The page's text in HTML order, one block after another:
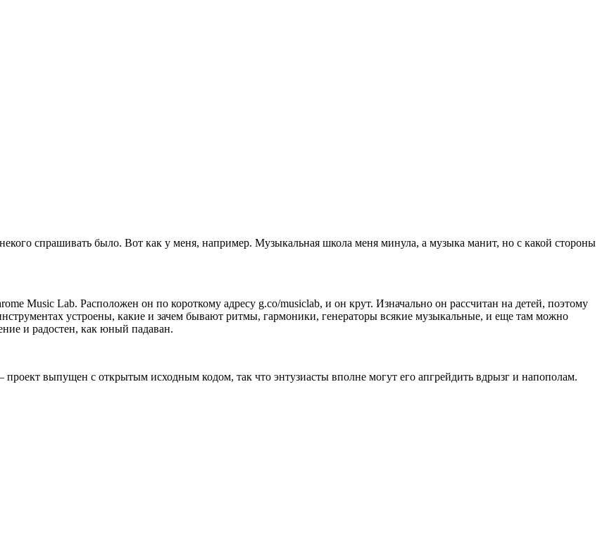
спрашивать было. Вот как у меня, например. Музыкальная школа меня минула, а музыка манит, но с какой стороны
Music Lab. Расположен он по короткому адресу g.co/musiclab, и он крут. Изначально он рассчитан на детей, поэтому
устроены, какие и зачем бывают ритмы, гармоники, генераторы всякие музыкальные, и еще там можно
и радостен, как юный падаван.
выпущен с открытым исходным кодом, так что энтузиасты вполне могут его апгрейдить вдрызг и напополам.